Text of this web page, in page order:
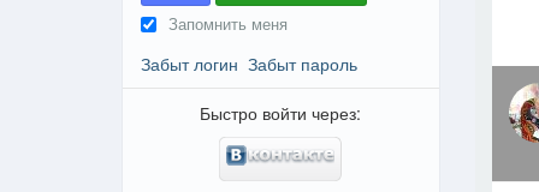
Запомнить меня
Забыт логин Забыт пароль
Быстро войти через: